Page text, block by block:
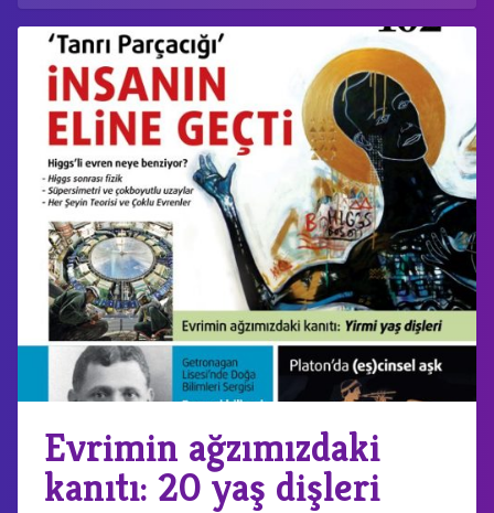
Evrimin ağzımızdaki
kanıtı: 20 yaş dişleri